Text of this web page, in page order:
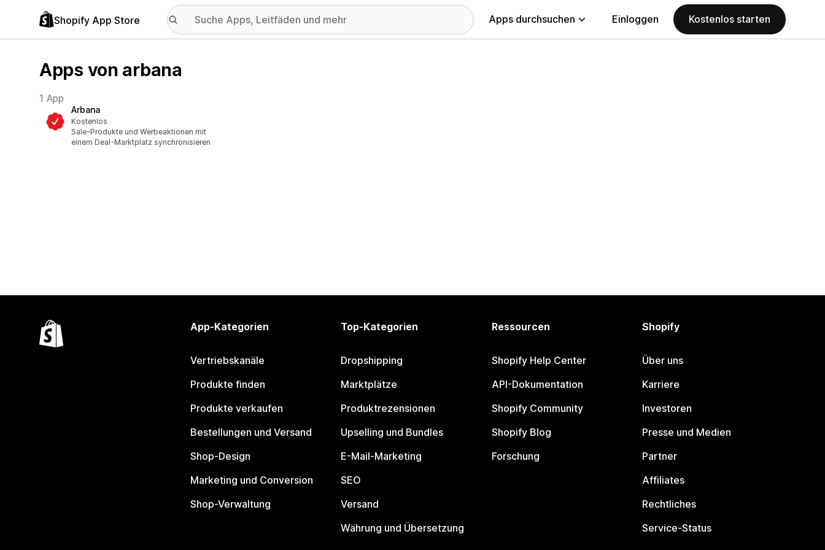
Shopify App Store Apps durchsuchen Einloggen Kostenlos starten
Apps von arbana
1 App
Arbana
Kostenlos
Sale-Produkte und Werbeaktionen mit
einem Deal-Marktplatz synchronisieren
App-Kategorien
Vertriebskanäle
Produkte finden
Produkte verkaufen
Bestellungen und Versand
Shop-Design
Marketing und Conversion
Shop-Verwaltung
Top-Kategorien
Dropshipping
Marktplätze
Produktrezensionen
Upselling und Bundles
E-Mail-Marketing
SEO
Versand
Währung und Übersetzung
Ressourcen
Shopify Help Center
API-Dokumentation
Shopify Community
Shopify Blog
Forschung
Shopify
Über uns
Karriere
Investoren
Presse und Medien
Partner
Affiliates
Rechtliches
Service-Status